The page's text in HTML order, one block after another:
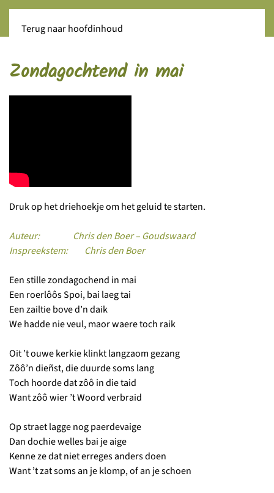
Terug naar hoofdinhoud
Zondagochtend in mai
Druk op het driehoekje om het geluid te starten.
Auteur: Chris den Boer – Goudswaard
Inspreekstem: Chris den Boer
Een stille zondagochend in mai
Een roerlôôs Spoi, bai laeg tai
Een zailtie bove d’n daik
We hadde nie veul, maor waere toch raik
Oit ’t ouwe kerkie klinkt langzaom gezang
Zôô’n dieñst, die duurde soms lang
Toch hoorde dat zôô in die taid
Want zôô wier ’t Woord verbraid
Op straet lagge nog paerdevaige
Dan dochie welles bai je aige
Kenne ze dat niet erreges anders doen
Want ’t zat soms an je klomp, of an je schoen